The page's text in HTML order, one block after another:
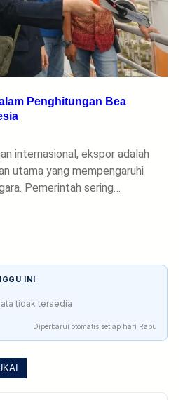
Penghitungan Bea
internasional, ekspor adalah
utama yang mempengaruhi
Pemerintah sering…
INI
tidak tersedia
Diperbarui otomatis setiap hari Rabu